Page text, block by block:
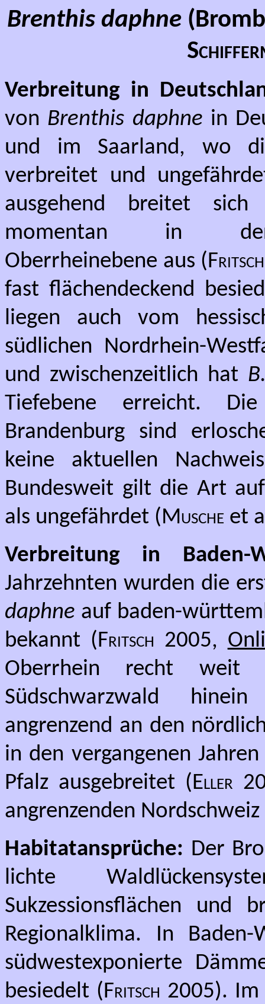
Brenthis daphne
Verbreitung in
von Brenthis daphne in
und im Saarland, wo
verbreitet und
ausgehend breitet sich
momentan in der
Oberrheinebene aus (Fritsch
fast flächendeckend
liegen auch vom
südlichen Nordrhein-
und zwischenzeitlich hat
Tiefebene erreicht.
Brandenburg sind
keine aktuellen
Bundesweit gilt die Art
als ungefährdet (Musche et
Verbreitung in Baden-
Jahrzehnten wurden die
daphne auf baden-
bekannt (Fritsch 2005,
Oberrhein recht
Südschwarzwald
angrenzend an den
in den vergangenen
Pfalz ausgebreitet (Eller
angrenzenden Nordschweiz
Habitatansprüche: Der
lichte
Sukzessionsflächen und
Regionalklima. In
südwestexponierte
besiedelt (Fritsch 2005).